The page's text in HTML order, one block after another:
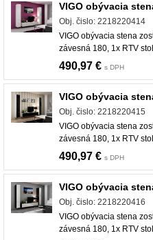
VIGO obývacia
Obj. čislo: 2218220414
VIGO obývacia stena
závesná 180, 1x RTV
490,97 € s DPH
VIGO obývacia
Obj. čislo: 2218220415
VIGO obývacia stena
závesná 180, 1x RTV
490,97 € s DPH
VIGO obývacia
Obj. čislo: 2218220416
VIGO obývacia stena
závesná 180, 1x RTV